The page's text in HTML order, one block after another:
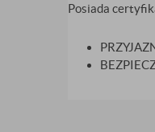
Posiada